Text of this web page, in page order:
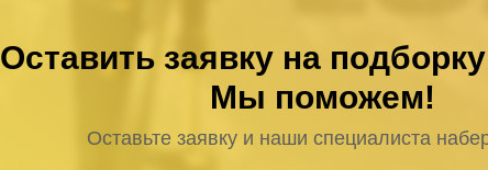
Оставить заявку на
Мы поможем!
Оставьте заявку и наши специалиста